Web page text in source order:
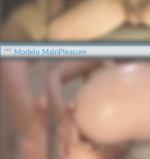
Modelo MainPleasure